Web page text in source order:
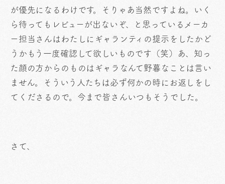
が優先になるわけです。そりゃあ当然ですよね。いく
ら待ってもレビューが出ないぞ、と思っているメーカ
ー担当さんはわたしにギャランティの提示をしたかど
うかもう一度確認して欲しいものです（笑）あ、知っ
た顔の方からのものはギャラなんて野暮なことは言い
ません。そういう人たちは必ず何かの時にお返しをし
てくださるので。今まで皆さんいつもそうでした。
さて、